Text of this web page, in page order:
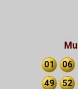
01 06
49
52